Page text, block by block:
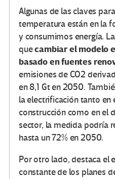
Algunas de las claves
temperatura están en la
y consumimos energía.
quecambiar el modelo
basado en fuentes
emisiones de CO2
en 8,1 Gt en 2050.
la electrificación tanto en
construcción como en el
sector, la medida podría
hasta un 72% en 2050.
Por otro lado, destaca el
constante de los planes